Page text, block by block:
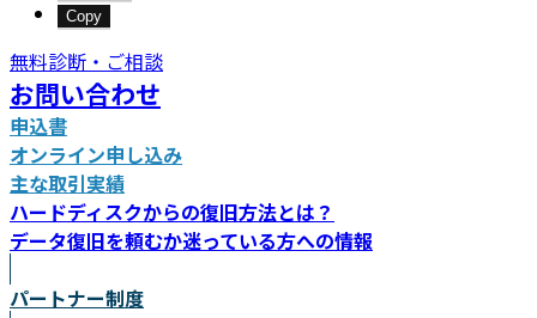
Copy
無料診断・ご相談
お問い合わせ
申込書
オンライン申し込み
主な取引実績
ハードディスクからの復旧方法とは？
データ復旧を頼むか迷っている方への情報
パートナー制度